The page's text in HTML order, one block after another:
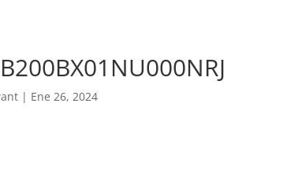
| Ene 26, 2024